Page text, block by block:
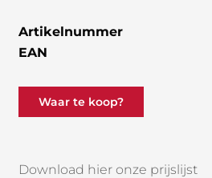
Artikelnummer
EAN
Waar te koop?
Download hier onze prijslijst